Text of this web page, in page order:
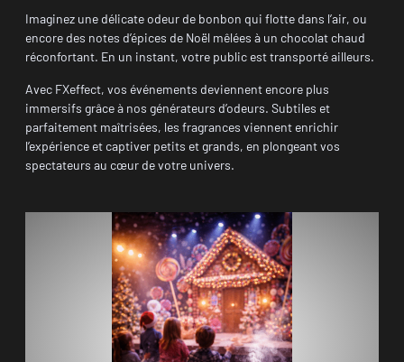
Imaginez une délicate odeur de bonbon qui flotte dans l’air, ou
encore des notes d’épices de Noël mêlées à un chocolat chaud
réconfortant. En un instant, votre public est transporté ailleurs.
Avec FXeffect, vos événements deviennent encore plus
immersifs grâce à nos générateurs d’odeurs. Subtiles et
parfaitement maîtrisées, les fragrances viennent enrichir
l’expérience et captiver petits et grands, en plongeant vos
spectateurs au cœur de votre univers.